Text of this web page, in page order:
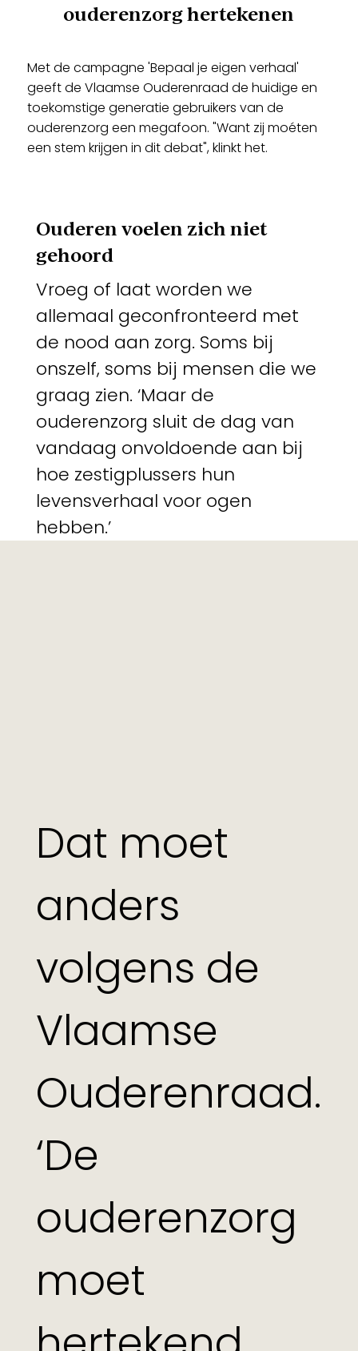
ouderenzorg hertekenen
Met de campagne 'Bepaal je eigen verhaal'
geeft de Vlaamse Ouderenraad de huidige en
toekomstige generatie gebruikers van de
ouderenzorg een megafoon. "Want zij moéten
een stem krijgen in dit debat", klinkt het.
Ouderen voelen zich niet
gehoord
Vroeg of laat worden we
allemaal geconfronteerd met
de nood aan zorg. Soms bij
onszelf, soms bij mensen die we
graag zien. ‘Maar de
ouderenzorg sluit de dag van
vandaag onvoldoende aan bij
hoe zestigplussers hun
levensverhaal voor ogen
hebben.’
Dat moet
anders
volgens de
Vlaamse
Ouderenraad.
‘De
ouderenzorg
moet